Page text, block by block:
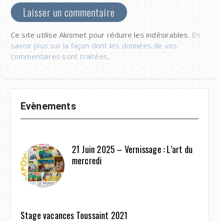
Ce site utilise Akismet pour réduire les indésirables. En
savoir plus sur la façon dont les données de vos
commentaires sont traitées.
Evènements
21 Juin 2025 – Vernissage : L’art du
mercredi
Stage vacances Toussaint 2021